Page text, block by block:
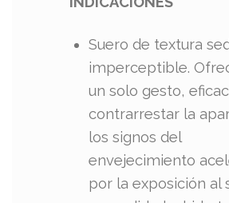
Suero de textura
imperceptible.
un solo gesto,
contrarrestar la
los signos del
envejecimiento
por la exposición al